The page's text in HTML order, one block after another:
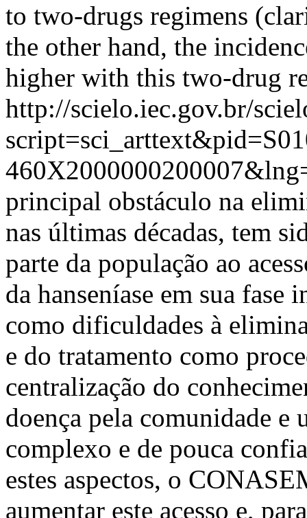
to two-drugs regimens
the other hand, the
higher with this two-drug
http://scielo.iec.gov.br/
principal obstáculo na
nas últimas décadas, tem
parte da população ao
da hanseníase em sua
como dificuldades à
e do tratamento como
centralização do
doença pela comunidade e
complexo e de pouca
estes aspectos, o
aumentar este acesso e,